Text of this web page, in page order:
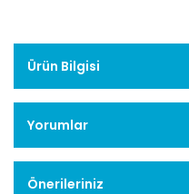
Ürün Bilgisi
Yorumlar
Önerileriniz